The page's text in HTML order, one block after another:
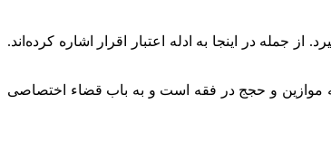
از جمله در اینجا به ادله اعتبار اقرار اشاره کرده‌اند.
موازین و حجج در فقه است و به باب قضاء اختصاصی